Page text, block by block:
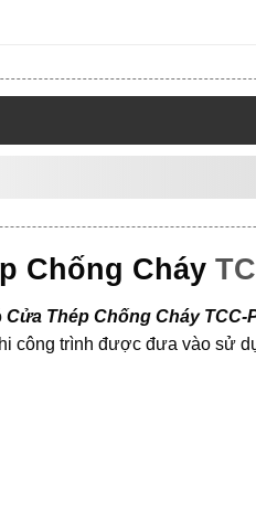
Chống Cháy
Cửa Thép Chống Cháy TCC-
công trình được đưa vào sử